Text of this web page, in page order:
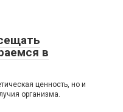
в
ценность, но и
организма.